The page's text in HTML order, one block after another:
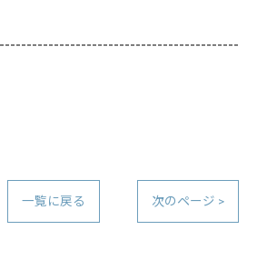
一覧に戻る 次のページ >